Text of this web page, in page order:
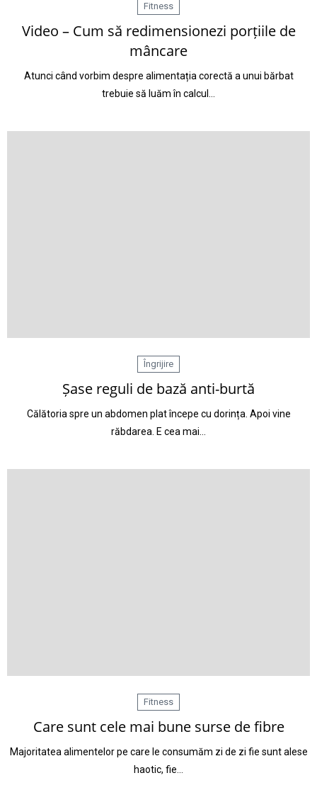
Fitness
Video – Cum să redimensionezi porțiile de
mâncare
Atunci când vorbim despre alimentația corectă a unui bărbat
trebuie să luăm în calcul…
Îngrijire
Șase reguli de bază anti-burtă
Călătoria spre un abdomen plat începe cu dorința. Apoi vine
răbdarea. E cea mai…
Fitness
Care sunt cele mai bune surse de fibre
Majoritatea alimentelor pe care le consumăm zi de zi fie sunt alese
haotic, fie…